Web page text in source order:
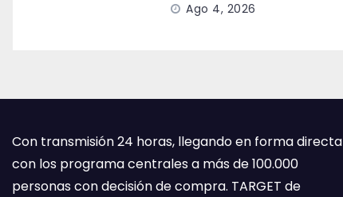
Ago 4, 2026
Con transmisión 24 horas, llegando en forma directa
con los programa centrales a más de 100.000
personas con decisión de compra. TARGET de